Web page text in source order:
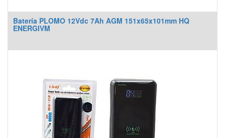
Batería PLOMO 12Vdc 7Ah AGM 151x65x101mm HQ
ENERGIVM